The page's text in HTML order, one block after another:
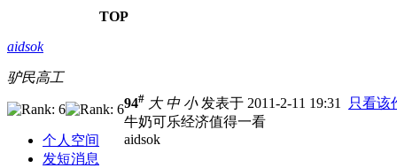
TOP
aidsok
驴民高工
个人空间
发短消息
94# 大 中 小发表于 2011-2-11 19:31
只看该
牛奶可乐经济值得一看
aidsok